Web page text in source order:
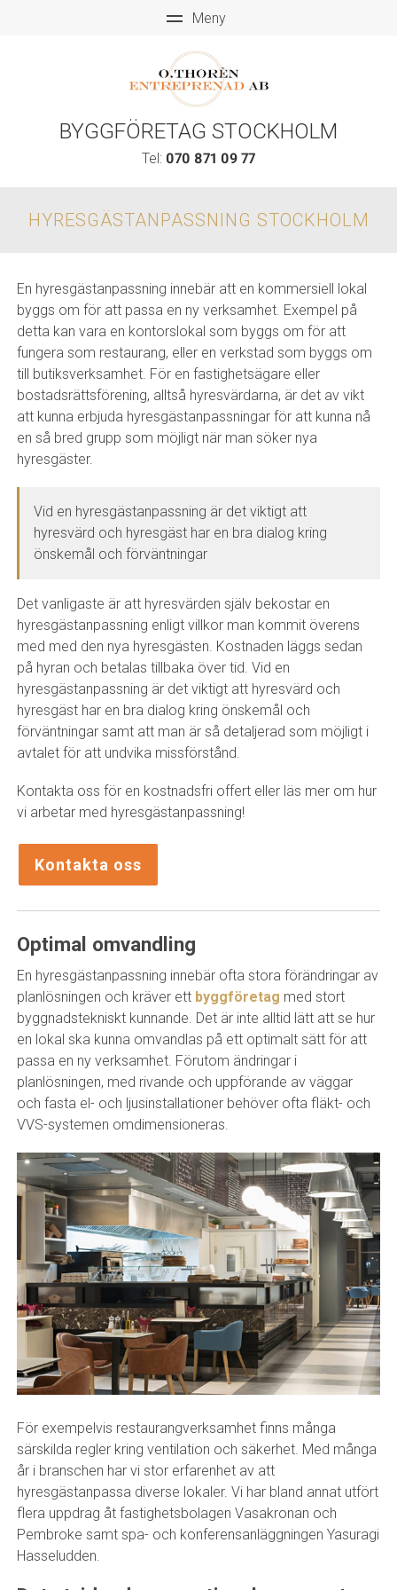
BYGGFÖRETAG STOCKHOLM
Tel: 070 871 09 77
HYRESGÄSTANPASSNING STOCKHOLM
En hyresgästanpassning innebär att en kommersiell lokal
byggs om för att passa en ny verksamhet. Exempel på
detta kan vara en kontorslokal som byggs om för att
fungera som restaurang, eller en verkstad som byggs om
till butiksverksamhet. För en fastighetsägare eller
bostadsrättsförening, alltså hyresvärdarna, är det av vikt
att kunna erbjuda hyresgästanpassningar för att kunna nå
en så bred grupp som möjligt när man söker nya
hyresgäster.
Vid en hyresgästanpassning är det viktigt att
hyresvärd och hyresgäst har en bra dialog kring
önskemål och förväntningar
Det vanligaste är att hyresvärden själv bekostar en
hyresgästanpassning enligt villkor man kommit överens
med med den nya hyresgästen. Kostnaden läggs sedan
på hyran och betalas tillbaka över tid. Vid en
hyresgästanpassning är det viktigt att hyresvärd och
hyresgäst har en bra dialog kring önskemål och
förväntningar samt att man är så detaljerad som möjligt i
avtalet för att undvika missförstånd.
Kontakta oss för en kostnadsfri offert eller läs mer om hur
vi arbetar med hyresgästanpassning!
Kontakta oss
Optimal omvandling
En hyresgästanpassning innebär ofta stora förändringar av
planlösningen och kräver ett byggföretag med stort
byggnadstekniskt kunnande. Det är inte alltid lätt att se hur
en lokal ska kunna omvandlas på ett optimalt sätt för att
passa en ny verksamhet. Förutom ändringar i
planlösningen, med rivande och uppförande av väggar
och fasta el- och ljusinstallationer behöver ofta fläkt- och
VVS-systemen omdimensioneras.
För exempelvis restaurangverksamhet finns många
särskilda regler kring ventilation och säkerhet. Med många
år i branschen har vi stor erfarenhet av att
hyresgästanpassa diverse lokaler. Vi har bland annat utfört
flera uppdrag åt fastighetsbolagen Vasakronan och
Pembroke samt spa- och konferensanläggningen Yasuragi
Hasseludden.